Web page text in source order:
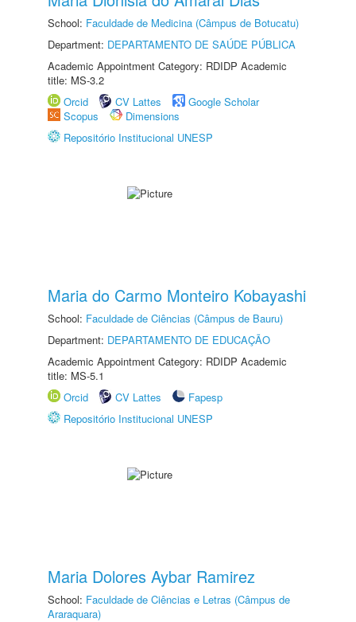
School: Faculdade de Medicina (Câmpus de Botucatu)
Department: DEPARTAMENTO DE SAÚDE PÚBLICA
Academic Appointment Category: RDIDP Academic
title: MS-3.2
Orcid
CV Lattes
Google Scholar
Scopus
Dimensions
Repositório Institucional UNESP
Maria do Carmo Monteiro Kobayashi
School: Faculdade de Ciências (Câmpus de Bauru)
Department: DEPARTAMENTO DE EDUCAÇÃO
Academic Appointment Category: RDIDP Academic
title: MS-5.1
Orcid
CV Lattes
Fapesp
Repositório Institucional UNESP
Maria Dolores Aybar Ramirez
School: Faculdade de Ciências e Letras (Câmpus de
Araraquara)